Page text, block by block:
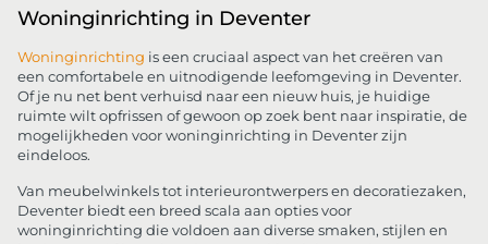
Woninginrichting in Deventer
Woninginrichting is een cruciaal aspect van het creëren van
een comfortabele en uitnodigende leefomgeving in Deventer.
Of je nu net bent verhuisd naar een nieuw huis, je huidige
ruimte wilt opfrissen of gewoon op zoek bent naar inspiratie, de
mogelijkheden voor woninginrichting in Deventer zijn
eindeloos.
Van meubelwinkels tot interieurontwerpers en decoratiezaken,
Deventer biedt een breed scala aan opties voor
woninginrichting die voldoen aan diverse smaken, stijlen en